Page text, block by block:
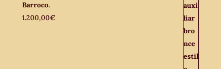
Barroco.
1.200,00€